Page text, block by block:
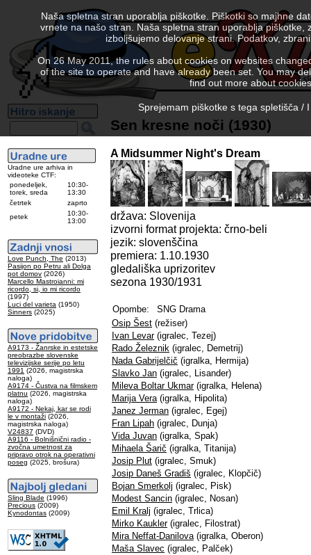
Uradne ure arhiva in
videoteke CTF:
ponedeljek,
torek, sreda
10:30-
13:30
četrtek
zaprto
petek
10:30-
13:00
Love Punch, The (2013)
Pasijon po Petru ali Dolga
pot domov (2026)
Marcello Mastroianni: mi
ricordo, si, io mi ricordo
(1997)
Luci del varieta (1950)
Sinners (2025)
A9173 - Žanrske in estetske
preobrazbe slovenske
televizijske serije po letu
1991 (2026, magistrska
naloga)
A9174 - Čustva na filmskem
platnu (2026, magistrska
naloga)
A9172 - Nekaj, kar se rodi
le v montaži (2026,
magistrska naloga)
V24837 (DVD)
A9116 - Bolnišnični radio -
zvočna umetnost za
pripravo otrok na operativni
poseg (2025, brošura)
Sling Blade (1996)
Precious (2009)
Kynodontas (2009)
Sen kresne noči (1930)
A Midsummer Night's Dream
država: Slovenija
izvorni format projekta: črno-beli
jezik: slovenščina
premiera: 1.10.1930
gledališka uprizoritev
sezona 1930/1931
Opombe:
SNG Drama
Osip Šest (režiser)
Ivan Levar(igralec, Tezej)
Rado Železnik (igralec, Demetrij)
Nada Gabrijelčič (igralka, Hermija)
Slavko Jan (igralec, Lisander)
Mileva Boltar Ukmar(igralka, Helena)
Marija Vera(igralka, Hipolita)
Janez Jerman (igralec, Egej)
Fran Lipah (igralec, Dunja)
Vida Juvan (igralka, Spak)
Mihaela Šarič (igralka, Titanija)
Josip Plut (igralec, Smuk)
Josip Daneš Gradiš (igralec, Klopčič)
Bojan Smerkolj (igralec, Pisk)
Modest Sancin (igralec, Nosan)
Emil Kralj (igralec, Trlica)
Mirko Kaukler(igralec, Filostrat)
Mira Neffat-Danilova(igralka, Oberon)
Maša Slavec (igralec, Palček)
Naša spletna stran uporablja piškotke. Piškotki so majhne
vrnete na našo stran. Naša spletna stran uporablja
izboljšujemo delovanje strani. Podatkov,
On 26 May 2011, the rules about cookies on websites
of the site to operate and have already been set. You may
find out more about
Sprejemam piškotke s tega spletišča /